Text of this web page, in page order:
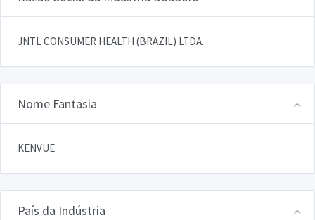
JNTL CONSUMER HEALTH (BRAZIL) LTDA.
Nome Fantasia
KENVUE
País da Indústria